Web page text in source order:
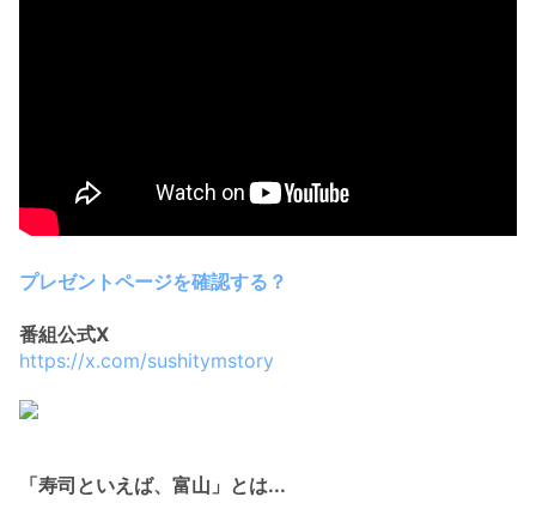
プレゼントページを確認する？
番組公式X
https://x.com/sushitymstory
「寿司といえば、富山」とは...